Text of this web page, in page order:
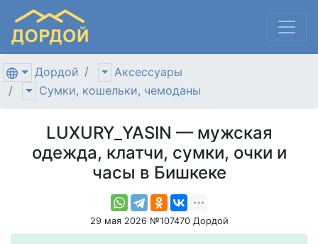
Дордой
Аксессуары
Сумки, кошельки, чемоданы
LUXURY_YASIN — мужская
одежда, клатчи, сумки, очки и
часы в Бишкеке
29 мая 2026 №107470 Дордой